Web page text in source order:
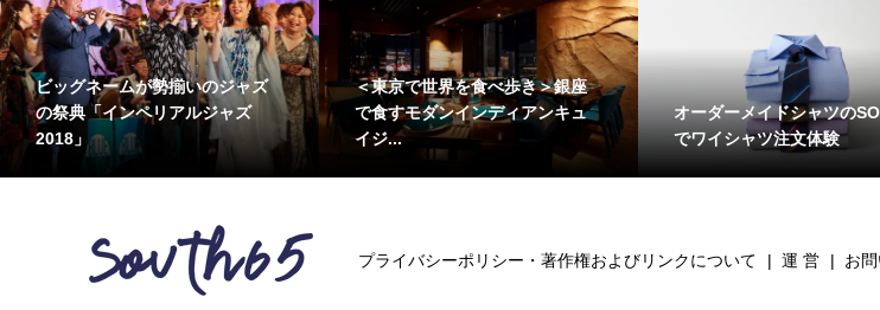
ビッグネームが勢揃いのジャズ
の祭典「インペリアルジャズ
2018」
＜東京で世界を食べ歩き＞銀座
で食すモダンインディアンキュ
イジ...
オーダーメイドシャツの
でワイシャツ注文体験
プライバシーポリシー・著作権およびリンクについて 運 営 お